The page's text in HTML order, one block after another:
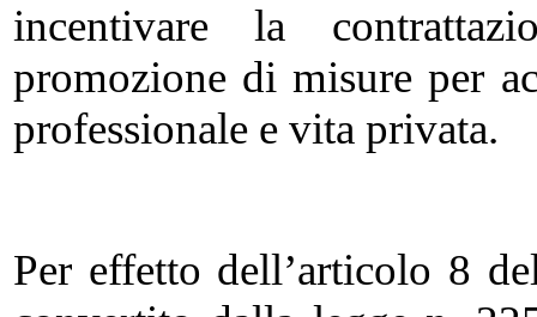
incentivare la
promozione di misure per
professionale e vita privata.
Per effetto dell’articolo 8